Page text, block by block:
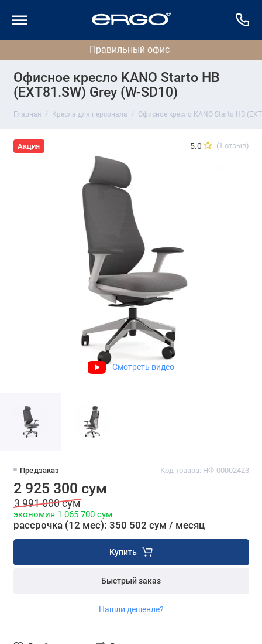
Офисное кресло KANO Starto HB
(EXT81.SW) Grey (W-SD10)
Главная Кресла для персонала Офисное кресло KANO Starto HB
Акция 5.0 (1 отзыв)
Смотреть видео
Предзаказ Код товара: НФ-00002423
2 925 300 сум
3 991 000 сум
экономия 1 065 700 сум
рассрочка (12 мес): 350 502 сум / месяц
Купить
Быстрый заказ
Нашли дешевле?